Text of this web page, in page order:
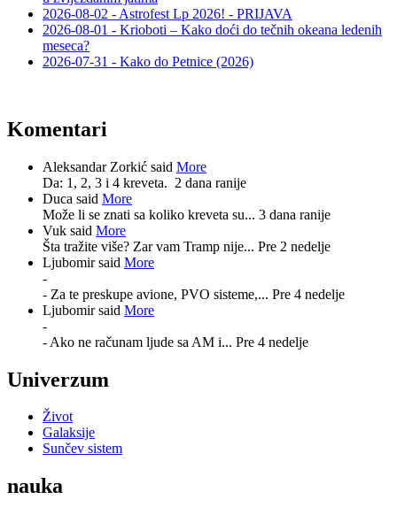
2026-08-02 - Astrofest Lp 2026! - PRIJAVA
2026-08-01 - Krioboti – Kako doći do tečnih okeana ledenih
meseca?
2026-07-31 - Kako do Petnice (2026)
Komentari
Aleksandar Zorkić said More
Da: 1, 2, 3 i 4 kreveta. 2 dana ranije
Duca said More
Može li se znati sa koliko kreveta su... 3 dana ranije
Vuk said More
Šta tražite više? Zar vam Tramp nije... Pre 2 nedelje
Ljubomir said More
-
- Za te preskupe avione, PVO sisteme,... Pre 4 nedelje
Ljubomir said More
-
- Ako ne računam ljude sa AM i... Pre 4 nedelje
Univerzum
Život
Galaksije
Sunčev sistem
nauka